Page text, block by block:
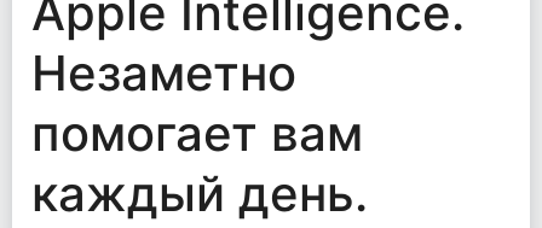
Apple Intelligence.
Незаметно
помогает вам
каждый день.